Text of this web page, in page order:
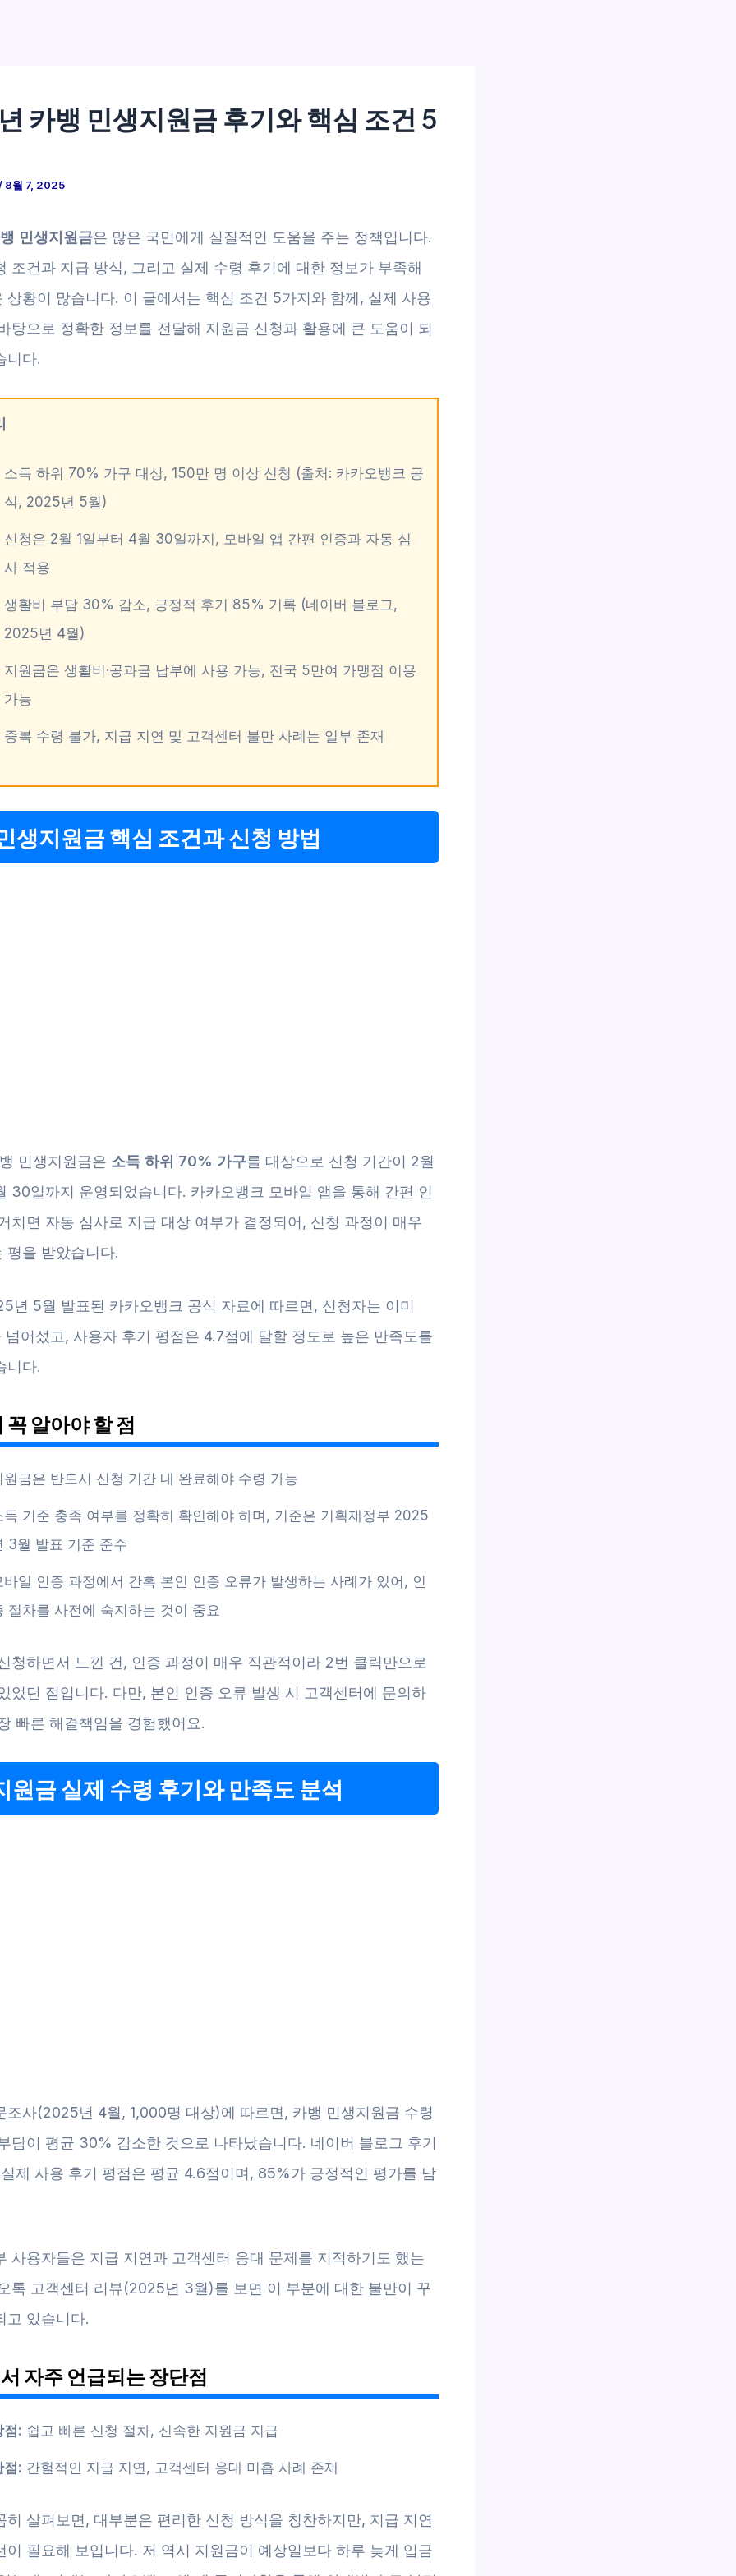
카뱅 민생지원금 후기와 핵심 조건 5
8월 7, 2025
민생지원금은 많은 국민에게 실질적인 도움을 주는 정책입니다.
조건과 지급 방식, 그리고 실제 수령 후기에 대한 정보가 부족해
상황이 많습니다. 이 글에서는 핵심 조건 5가지와 함께, 실제 사용
탕으로 정확한 정보를 전달해 지원금 신청과 활용에 큰 도움이 되
니다.
소득 하위 70% 가구 대상, 150만 명 이상 신청 (출처: 카카오뱅크 공
식, 2025년 5월)
신청은 2월 1일부터 4월 30일까지, 모바일 앱 간편 인증과 자동 심
사 적용
생활비 부담 30% 감소, 긍정적 후기 85% 기록 (네이버 블로그,
2025년 4월)
지원금은 생활비·공과금 납부에 사용 가능, 전국 5만여 가맹점 이용
가능
중복 수령 불가, 지급 지연 및 고객센터 불만 사례는 일부 존재
생지원금 핵심 조건과 신청 방법
민생지원금은 소득 하위 70% 가구를 대상으로 신청 기간이 2월
30일까지 운영되었습니다. 카카오뱅크 모바일 앱을 통해 간편 인
치면 자동 심사로 지급 대상 여부가 결정되어, 신청 과정이 매우
평을 받았습니다.
년 5월 발표된 카카오뱅크 공식 자료에 따르면, 신청자는 이미
넘어섰고, 사용자 후기 평점은 4.7점에 달할 정도로 높은 만족도를
니다.
꼭 알아야 할 점
원금은 반드시 신청 기간 내 완료해야 수령 가능
득 기준 충족 여부를 정확히 확인해야 하며, 기준은 기획재정부 2025
3월 발표 기준 준수
바일 인증 과정에서 간혹 본인 인증 오류가 발생하는 사례가 있어, 인
절차를 사전에 숙지하는 것이 중요
청하면서 느낀 건, 인증 과정이 매우 직관적이라 2번 클릭만으로
었던 점입니다. 다만, 본인 인증 오류 발생 시 고객센터에 문의하
빠른 해결책임을 경험했어요.
원금 실제 수령 후기와 만족도 분석
조사(2025년 4월, 1,000명 대상)에 따르면, 카뱅 민생지원금 수령
담이 평균 30% 감소한 것으로 나타났습니다. 네이버 블로그 후기
제 사용 후기 평점은 평균 4.6점이며, 85%가 긍정적인 평가를 남
사용자들은 지급 지연과 고객센터 응대 문제를 지적하기도 했는
톡 고객센터 리뷰(2025년 3월)를 보면 이 부분에 대한 불만이 꾸
고 있습니다.
자주 언급되는 장단점
점: 쉽고 빠른 신청 절차, 신속한 지원금 지급
점: 간헐적인 지급 지연, 고객센터 응대 미흡 사례 존재
히 살펴보면, 대부분은 편리한 신청 방식을 칭찬하지만, 지급 지연
이 필요해 보입니다. 저 역시 지원금이 예상일보다 하루 늦게 입금